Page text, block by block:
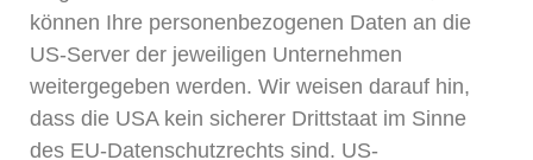
können Ihre personenbezogenen Daten an die
US-Server der jeweiligen Unternehmen
weitergegeben werden. Wir weisen darauf hin,
dass die USA kein sicherer Drittstaat im Sinne
des EU-Datenschutzrechts sind. US-